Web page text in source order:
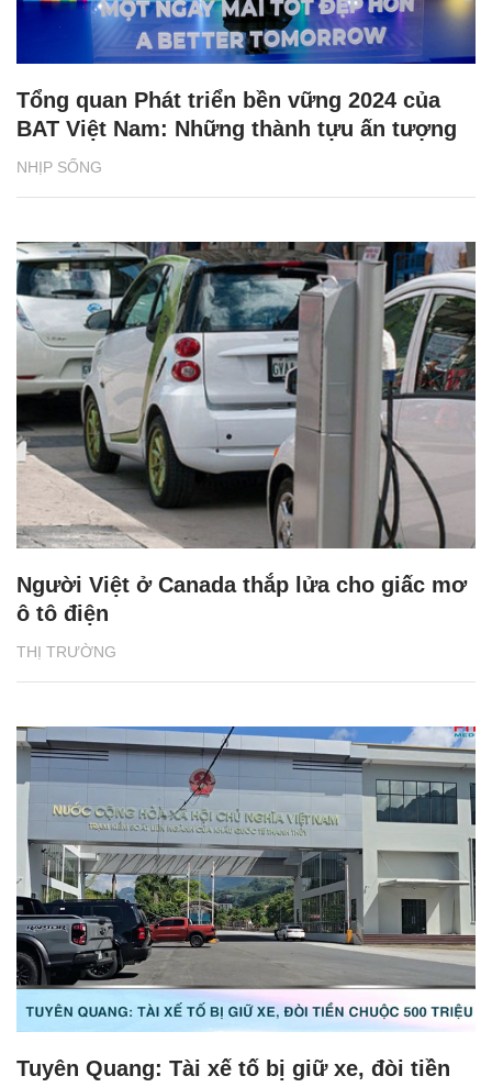
NHỊP SỐNG
Tổng quan Phát triển bền vững 2024 của
BAT Việt Nam: Những thành tựu ấn tượng
THỊ TRƯỜNG
Người Việt ở Canada thắp lửa cho giấc mơ
ô tô điện
Tuyên Quang: Tài xế tố bị giữ xe, đòi tiền